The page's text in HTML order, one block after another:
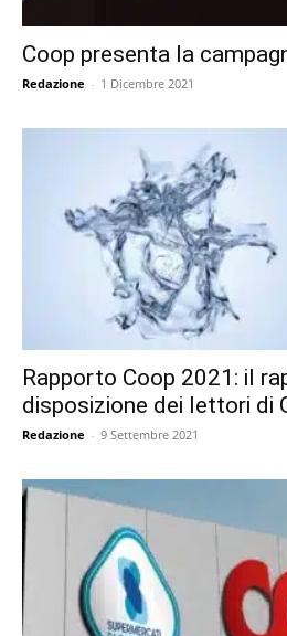
Coop presenta la
Redazione - 1 Dicembre 2021
Rapporto Coop 2021: il
disposizione dei lettori di
Redazione - 9 Settembre 2021